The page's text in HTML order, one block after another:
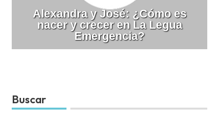
Alexandra y José: ¿Cómo es
nacer y crecer en La Legua
Emergencia?
Buscar